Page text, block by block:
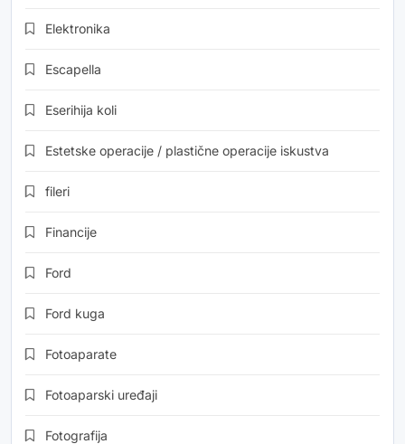
Elektronika
Escapella
Eserihija koli
Estetske operacije / plastične operacije iskustva
fileri
Financije
Ford
Ford kuga
Fotoaparate
Fotoaparski uređaji
Fotografija